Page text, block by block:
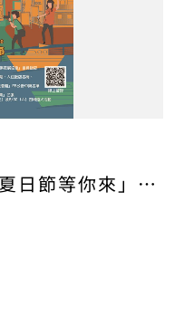
「入住抽好禮，煙火夏日節等你來」專案說明